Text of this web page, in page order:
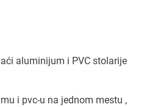
aluminijum i PVC stolarije
i pvc-u na jednom mestu ,